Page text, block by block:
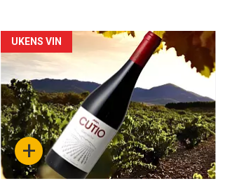
Forsiden
akkurat
nå
-
4 +
UKENS VIN